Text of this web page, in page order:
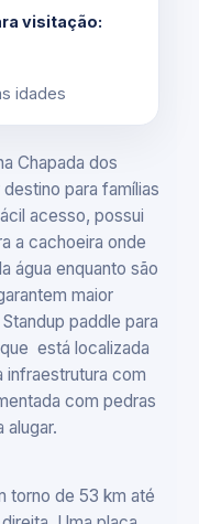
visitação:
idades
Chapada dos
para famílias
acesso, possui
a cachoeira onde
água enquanto são
maior
paddle para
está localizada
infraestrutura com
com pedras
alugar.
torno de 53 km até